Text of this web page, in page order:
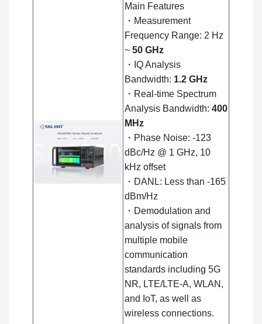
Main Features
・Measurement
Frequency Range: 2 Hz
~ 50 GHz
・IQ Analysis
Bandwidth: 1.2 GHz
・Real-time Spectrum
Analysis Bandwidth: 400
MHz
・Phase Noise: -123
dBc/Hz @ 1 GHz, 10
kHz offset
・DANL: Less than -165
dBm/Hz
・Demodulation and
analysis of signals from
multiple mobile
communication
standards including 5G
NR, LTE/LTE-A, WLAN,
and IoT, as well as
wireless connections.